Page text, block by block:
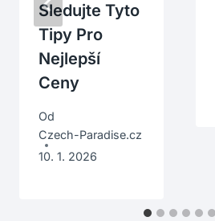
Sledujte Tyto
Tipy Pro
Nejlepší
Ceny
Od
Czech-Paradise.cz
10. 1. 2026